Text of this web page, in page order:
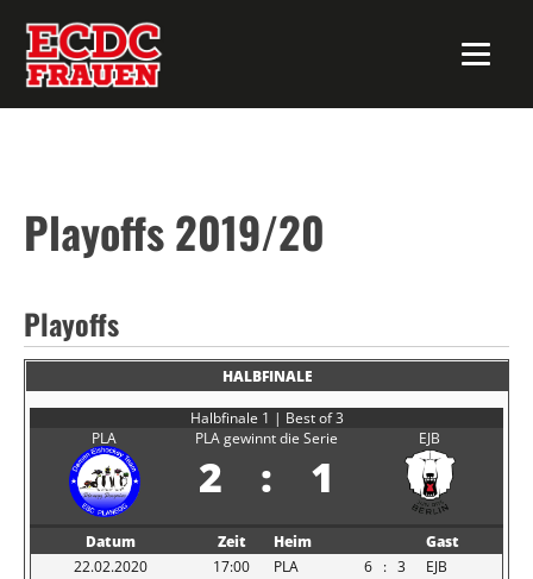
Playoffs 2019/20
Playoffs
HALBFINALE
Halbfinale 1 | Best of 3
EJB
PLA PLA gewinnt die Serie
2 : 1
Datum Zeit Heim
Gast
22.02.2020
17:00 PLA 6 : 3
EJB